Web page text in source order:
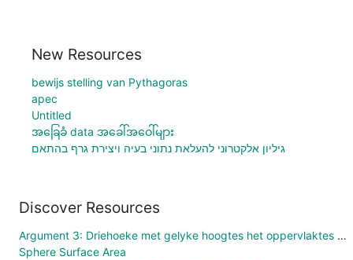
New Resources
bewijs stelling van Pythagoras
apec
Untitled
အခြေခံ data အခေါ်အဝေါ်များ
גיליון אלקטרוני להעלאת נתוני בעיה ויצירת גרף בהתאם
Discover Resources
Argument 3: Driehoeke met gelyke hoogtes het oppervlaktes wat eweredig is aan hulle basisse.
Sphere Surface Area